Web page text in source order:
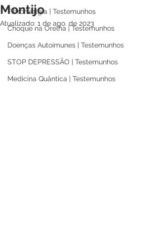
Fibromialgia | Testemunhos
Choque na Orelha | Testemunhos
Doenças Autoimunes | Testemunhos
STOP DEPRESSÃO | Testemunhos
Medicina Quântica | Testemunhos
Montijo
Atualizado: 1 de ago. de 2023